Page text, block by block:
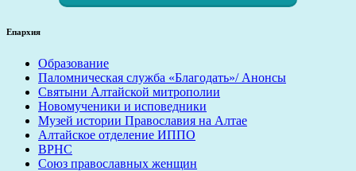
Епархия
Образование
Паломническая служба «Благодать»/ Анонсы
Святыни Алтайской митрополии
Новомученики и исповедники
Музей истории Православия на Алтае
Алтайское отделение ИППО
ВРНС
Союз православных женщин